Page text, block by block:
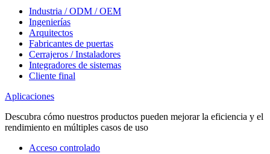
Industria / ODM / OEM
Ingenierías
Arquitectos
Fabricantes de puertas
Cerrajeros / Instaladores
Integradores de sistemas
Cliente final
Aplicaciones
Descubra cómo nuestros productos pueden mejorar la eficiencia y el
rendimiento en múltiples casos de uso
Acceso controlado